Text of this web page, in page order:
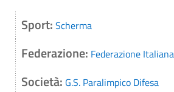
Sport: Scherma
Federazione: Federazione
Società: G.S. Paralimpico Difesa